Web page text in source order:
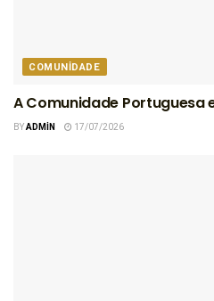
COMUNIDADE
A Comunidade Portuguesa
BYADMIN 17/07/2026